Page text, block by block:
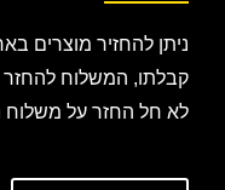
קבלתו, המשלוח להחזר
לא חל החזר על משלוח